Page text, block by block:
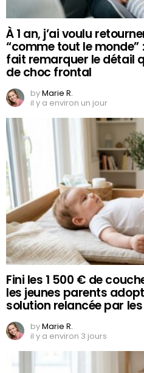
À 1 an, j’ai voulu
“comme tout le monde”
fait remarquer le détail
de choc frontal
byMarie R.
il y a environ un jour
Fini les 1 500 € de
les jeunes parents
solution relancée par
byMarie R.
il y a environ 3 jours